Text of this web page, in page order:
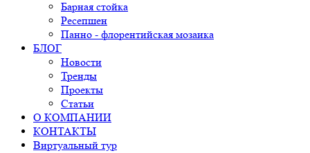
Барная стойка
Ресепшен
Панно - флорентийская мозаика
БЛОГ
Новости
Тренды
Проекты
Статьи
О КОМПАНИИ
КОНТАКТЫ
Виртуальный тур